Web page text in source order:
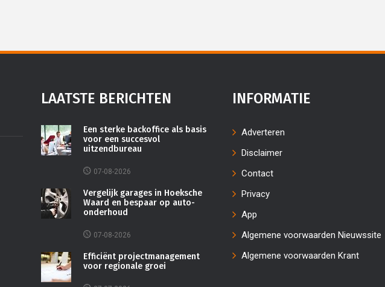
LAATSTE BERICHTEN
Een sterke backoffice als basis
voor een succesvol
uitzendbureau
07-08-2026
Vergelijk garages in Hoeksche
Waard en bespaar op auto-
onderhoud
07-08-2026
Efficiënt projectmanagement
voor regionale groei
INFORMATIE
Adverteren
Disclaimer
Contact
Privacy
App
Algemene voorwaarden Nieuwssite
Algemene voorwaarden Krant